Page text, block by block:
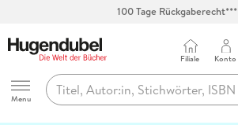
100 Tage Rückgaberecht***
Hugendubel
Menu
Filiale Konto